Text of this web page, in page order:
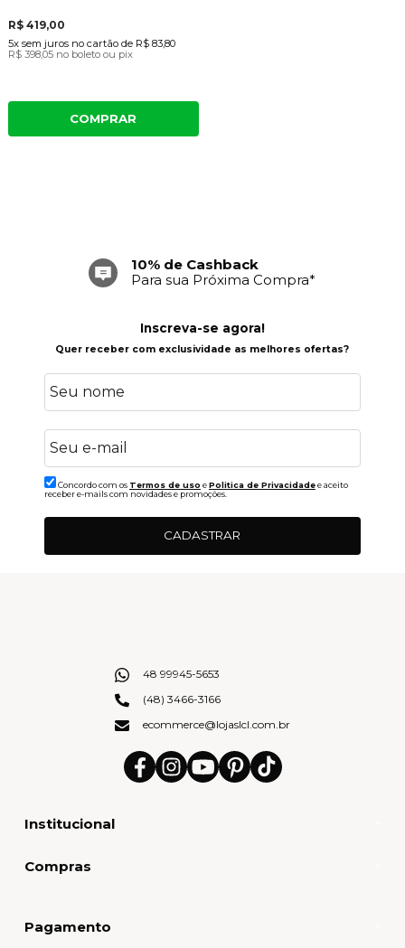
R$ 419,00
5x sem juros no cartãode R$ 83,80
R$ 398,05 no boleto ou pix
COMPRAR
10% de Cashback
Para sua Próxima Compra*
Inscreva-se agora!
Quer receber com exclusividade as melhores ofertas?
Concordo com os Termos de uso ePolitica de Privacidadee aceito
receber e-mails com novidades e promoções.
CADASTRAR
Institucional
Compras
48 99945-5653
(48) 3466-3166
ecommerce@lojaslcl.com.br
Pagamento